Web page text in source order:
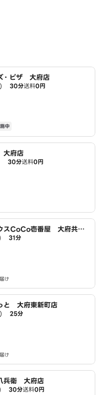
・ピザ 大府店
30分送料0円
中
府店
30分送料0円
スCoCo壱番屋 大府共和
31分
け
と 大府東新町店
25分
け
兵衛 大府店
30分送料0円